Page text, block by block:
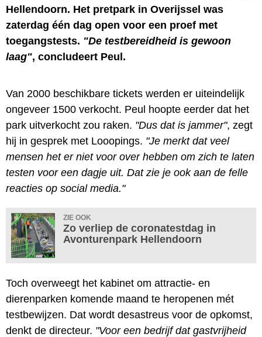
Hellendoorn. Het pretpark in Overijssel was
zaterdag één dag open voor een proef met
toegangstests. "De testbereidheid is gewoon
laag", concludeert Peul.
Van 2000 beschikbare tickets werden er uiteindelijk
ongeveer 1500 verkocht. Peul hoopte eerder dat het
park uitverkocht zou raken. "Dus dat is jammer", zegt
hij in gesprek met Looopings. "Je merkt dat veel
mensen het er niet voor over hebben om zich te laten
testen voor een dagje uit. Dat zie je ook aan de felle
reacties op social media."
ZIE OOK
Zo verliep de coronatestdag in
Avonturenpark Hellendoorn
Toch overweegt het kabinet om attractie- en
dierenparken komende maand te heropenen mét
testbewijzen. Dat wordt desastreus voor de opkomst,
denkt de directeur. "Voor een bedrijf dat gastvrijheid